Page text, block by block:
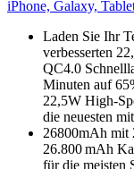
iPhone, Galaxy,
Laden Sie Ihr
verbesserten
QC4.0
Minuten auf
22,5W High-
die neuesten
26800mAh mit
26.800 mAh
für die meisten